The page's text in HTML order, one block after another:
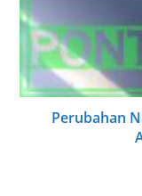
Perubahan